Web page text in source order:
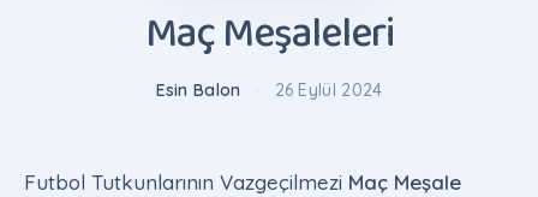
Maç Meşaleleri
Esin Balon · 26 Eylül 2024
Futbol Tutkunlarının Vazgeçilmezi Maç Meşale